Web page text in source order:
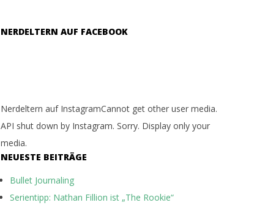
NERDELTERN AUF FACEBOOK
Nerdeltern auf InstagramCannot get other user media.
API shut down by Instagram. Sorry. Display only your
media.
NEUESTE BEITRÄGE
Bullet Journaling
Serientipp: Nathan Fillion ist „The Rookie“